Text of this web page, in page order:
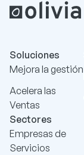
Soluciones
Mejora la gestión
Acelera las
Ventas
Sectores
Empresas de
Servicios